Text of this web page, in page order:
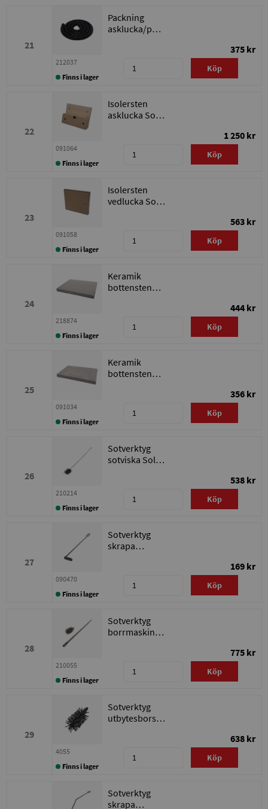
21
Packning
asklucka/pelletslucka
375 kr
212037
Finns i lager
Köp
22
Isolersten
asklucka Solo
1 250 kr
091064
Finns i lager
Köp
23
Isolersten
vedlucka Solo
563 kr
091058
Finns i lager
Köp
24
Keramik
bottensten
40/Bonus 30
444 kr
218874
Finns i lager
Köp
25
Keramik
bottensten
356 kr
091034
Finns i lager
Köp
26
Sotverktyg
sotviska Solo
538 kr
210214
Finns i lager
Köp
27
Sotverktyg
skrapa
169 kr
090470
Finns i lager
Köp
28
Sotverktyg
borrmaskin
775 kr
210055
Finns i lager
Köp
29
Sotverktyg
utbytesborste
638 kr
4055
Finns i lager
Köp
Sotverktyg
skrapa